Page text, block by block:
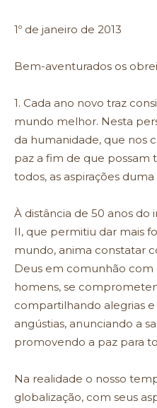
1º de janeiro de 2013
Bem-aventurados os
1. Cada ano novo traz
mundo melhor. Nesta
da humanidade, que nos
paz a fim de que possam
todos, as aspirações
À distância de 50 anos do
II, que permitiu dar mais
mundo, anima constatar
Deus em comunhão com
homens, se
compartilhando alegrias e
angústias, anunciando a
promovendo a paz para
Na realidade o nosso
globalização, com seus